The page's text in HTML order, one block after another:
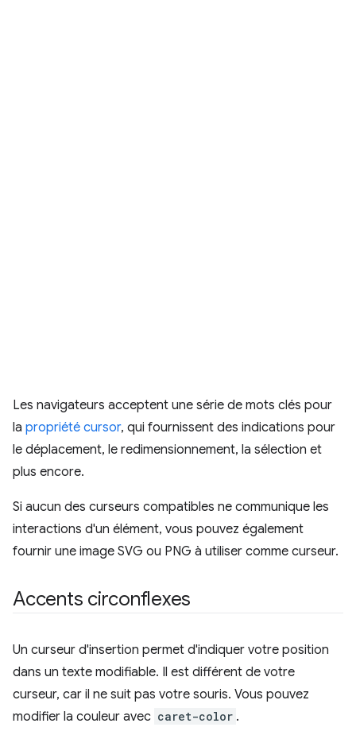
Les navigateurs acceptent une série de mots clés pour
la propriété cursor, qui fournissent des indications pour
le déplacement, le redimensionnement, la sélection et
plus encore.
Si aucun des curseurs compatibles ne communique les
interactions d'un élément, vous pouvez également
fournir une image SVG ou PNG à utiliser comme curseur.
Accents circonflexes
Un curseur d'insertion permet d'indiquer votre position
dans un texte modifiable. Il est différent de votre
curseur, car il ne suit pas votre souris. Vous pouvez
modifier la couleur avec caret-color .